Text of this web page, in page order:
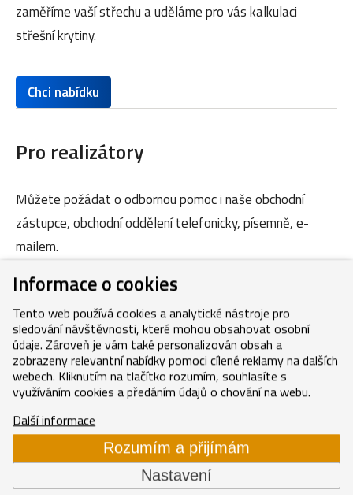
zaměříme vaší střechu a uděláme pro vás kalkulaci
střešní krytiny.
Chci nabídku
Pro realizátory
Můžete požádat o odbornou pomoc i naše obchodní
zástupce, obchodní oddělení telefonicky, písemně, e-
mailem.
Copyright © 2026, MEDITERRAN CZ s.r.o.
Informace o cookies
Tento web používá cookies a analytické nástroje pro
sledování návštěvnosti, které mohou obsahovat osobní
údaje. Zároveň je vám také personalizován obsah a
zobrazeny relevantní nabídky pomoci cílené reklamy na dalších
webech. Kliknutím na tlačítko rozumím, souhlasíte s
využíváním cookies a předáním údajů o chování na webu.
Další informace
Rozumím a přijímám
Nastavení